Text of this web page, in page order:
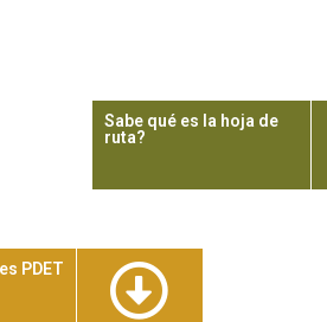
Sabe qué es la hoja de
ruta?
PDET